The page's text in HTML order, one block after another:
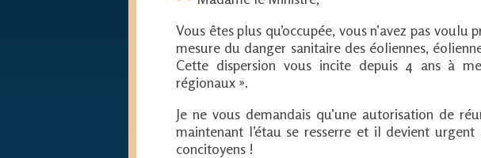
Vous êtes plus qu’occupée, vous n’avez pas
mesure du danger sanitaire des éoliennes,
Cette dispersion vous incite depuis 4 ans à
régionaux ».
Je ne vous demandais qu’une autorisation de
maintenant l’étau se resserre et il devient
concitoyens !